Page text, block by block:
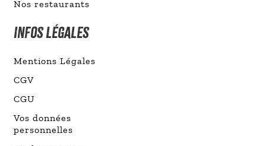
Nos restaurants
INFOS LÉGALES
Mentions Légales
CGV
CGU
Vos données
personnelles